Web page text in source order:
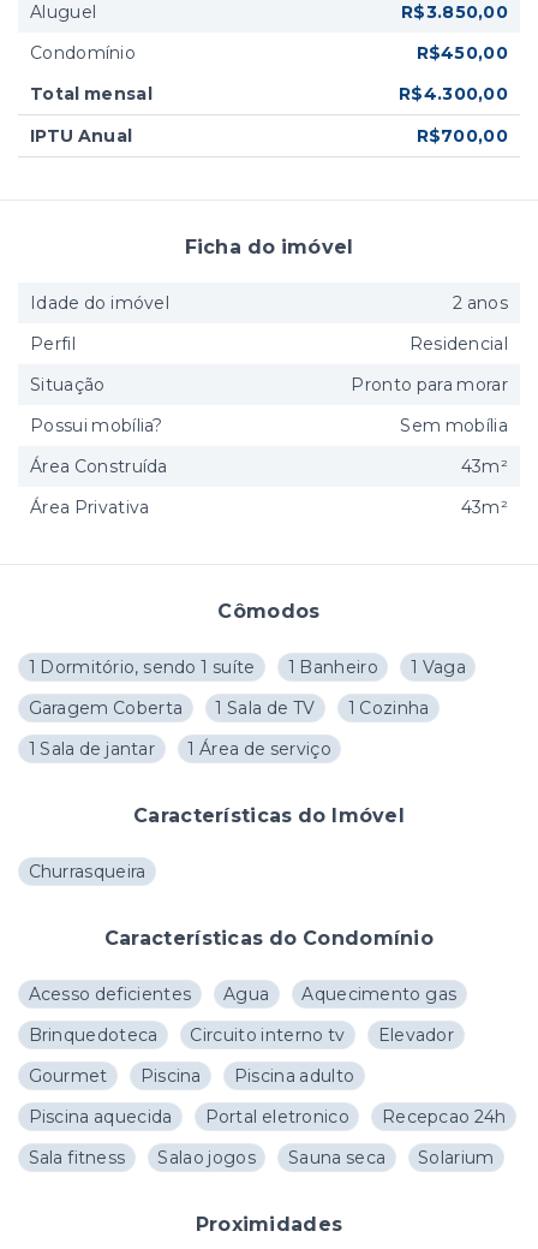
Cômodos
1 Dormitório, sendo 1 suíte 1 Banheiro
1 Vaga
Garagem Coberta
1 Sala de TV
1 Cozinha
1 Sala de jantar
1 Área de serviço
Características do Imóvel
Churrasqueira
Características do Condomínio
Acesso deficientes Agua
Aquecimento gas
Brinquedoteca
Circuito interno tv
Elevador
Gourmet
Piscina
Piscina adulto
Piscina aquecida
Portal eletronico
Recepcao 24h
Sala fitness
Salao jogos Sauna seca Solarium
Proximidades
Aluguel
R$3.850,00
Condomínio
R$450,00
Total mensal
R$4.300,00
IPTU Anual
R$700,00
Ficha do imóvel
Idade do imóvel
2 anos
Perfil
Residencial
Situação
Pronto para morar
Possui mobília?
Sem mobília
Área Construída
43m²
Área Privativa
43m²